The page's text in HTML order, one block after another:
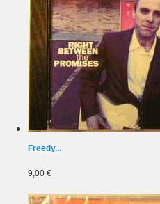
Freedy...
9,00 €